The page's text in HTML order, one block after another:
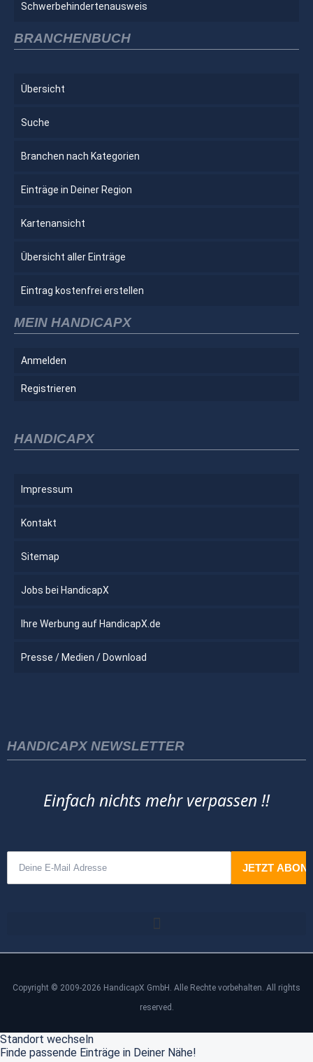
Schwerbehindertenausweis
BRANCHENBUCH
Übersicht
Suche
Branchen nach Kategorien
Einträge in Deiner Region
Kartenansicht
Übersicht aller Einträge
Eintrag kostenfrei erstellen
MEIN HANDICAPX
Anmelden
Registrieren
HANDICAPX
Impressum
Kontakt
Sitemap
Jobs bei HandicapX
Ihre Werbung auf HandicapX.de
Presse / Medien / Download
HANDICAPX NEWSLETTER
Einfach nichts mehr verpassen !!
Copyright © 2009-2026 HandicapX GmbH. Alle Rechte vorbehalten. All rights
reserved.
Standort wechseln
Finde passende Einträge in Deiner Nähe!